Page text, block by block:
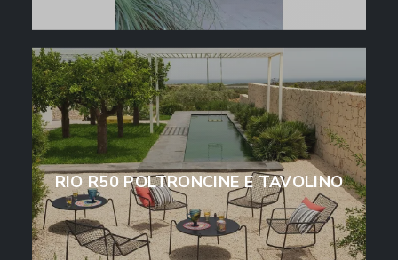
RIO R50 POLTRONCINE E TAVOLINO